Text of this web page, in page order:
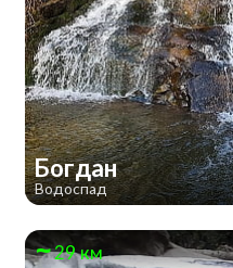
Богдан
Водоспад
29 км